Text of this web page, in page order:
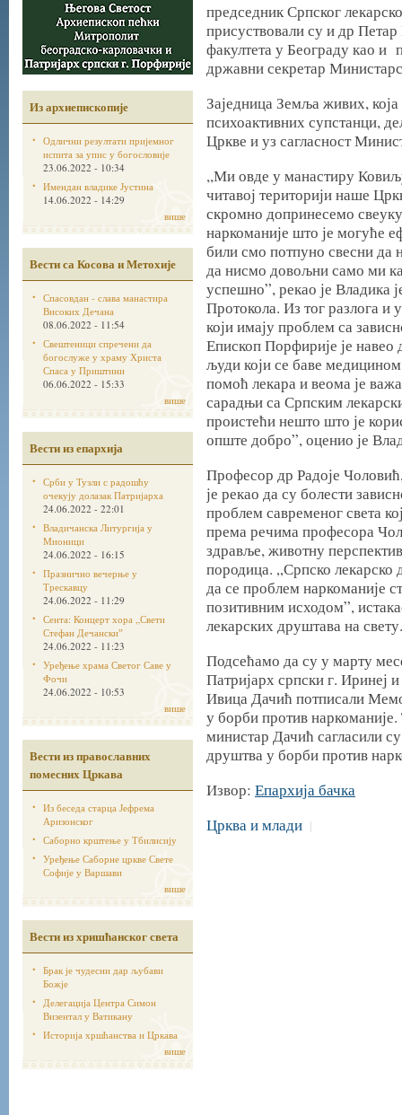
Из архиепископије
Одлични резултати пријемног
испита за упис у богословије
23.06.2022 - 10:34
Имендан владике Јустина
14.06.2022 - 14:29
више
Вести са Косова и Метохије
Спасовдан - слава манастира
Високих Дечана
08.06.2022 - 11:54
Свештеници спречени да
богослуже у храму Христа
Спаса у Приштини
06.06.2022 - 15:33
више
Вести из епархија
Срби у Тузли с радошћу
очекују долазак Патријарха
24.06.2022 - 22:01
Владичанска Литургија у
Мионици
24.06.2022 - 16:15
Празнично вечерње у
Трескавцу
24.06.2022 - 11:29
Сента: Концерт хора „Свети
Стефан Дечанскиˮ
24.06.2022 - 11:23
Уређење храма Светог Саве у
Фочи
24.06.2022 - 10:53
више
Вести из православних
помесних Цркава
Из беседа старца Јефрема
Аризонског
Саборно крштење у Тбилисију
Уређење Саборне цркве Свете
Софије у Варшави
више
Вести из хришћанског света
Брак је чудесни дар љубави
Божје
Делегација Центра Симон
Визентал у Ватикану
Историја хршћанства и Цркава
више
председник Српског
присуствовали су и др
факултета у Београду као
државни секретар
Заједница Земља живих,
психоактивних супстанци,
Цркве и уз сагласност
,,Ми овде у манастиру
читавој територији наше
скромно допринесемо
наркоманије што је могуће
били смо потпуно свесни да
да нисмо довољни само ми
успешно”, рекао је Владика
Протокола. Из тог разлога
који имају проблем са
Епископ Порфирије је
људи који се баве
помоћ лекара и веома је
сарадњи са Српским
проистећи нешто што је
опште добро”, оценио је
Професор др Радоје
је рекао да су болести
проблем савременог света
према речима професора
здравље, животну
породица. „Српско
да се проблем наркоманије
позитивним исходом”,
лекарских друштава на свету.
Подсећамо да су у марту
Патријарх српски г. Иринеј
Ивица Дачић потписали
у борби против
министар Дачић сагласили
друштва у борби против
Извор: Епархија бачка
Црква и млади |